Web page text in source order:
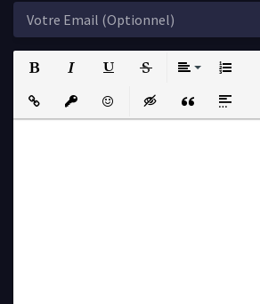
Strikethrough
Insert LinkInsert protected link
EmoticonsInsert hidden text
Insert Quote
Insert